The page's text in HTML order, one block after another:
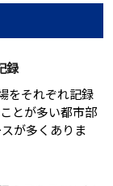
録
をそれぞれ記録
とが多い都市部
が多くありま